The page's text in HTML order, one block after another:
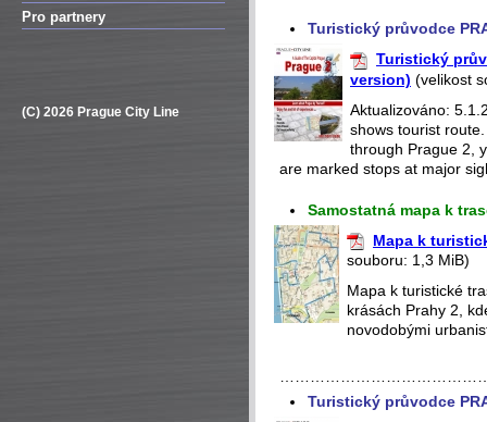
Pro partnery
(C) 2026 Prague City Line
Turistický průvodce
Turistický
version) (velikost
Aktualizováno:
shows tourist
through Prague 2,
are marked stops at major
Samostatná mapa k
Mapa k
souboru: 1,3 MiB)
Mapa k turistické
krásách Prahy 2,
novodobými
Turistický průvodce